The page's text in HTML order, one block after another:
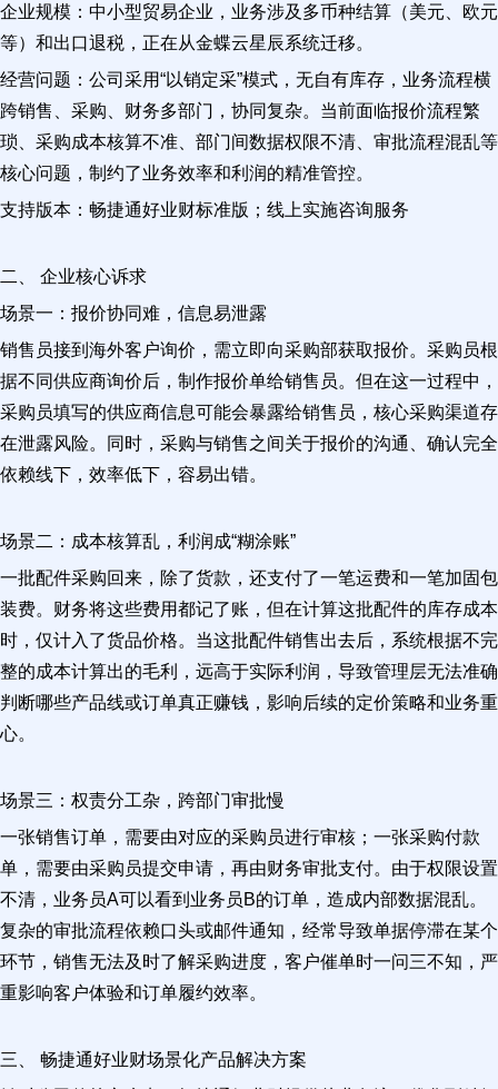
企业规模：中小型贸易企业，业务涉及多币种结算（美元、欧元
等）和出口退税，正在从金蝶云星辰系统迁移。
经营问题：公司采用“以销定采”模式，无自有库存，业务流程横
跨销售、采购、财务多部门，协同复杂。当前面临报价流程繁
琐、采购成本核算不准、部门间数据权限不清、审批流程混乱等
核心问题，制约了业务效率和利润的精准管控。
支持版本：畅捷通好业财标准版；线上实施咨询服务
二、 企业核心诉求
场景一：报价协同难，信息易泄露
销售员接到海外客户询价，需立即向采购部获取报价。采购员根
据不同供应商询价后，制作报价单给销售员。但在这一过程中，
采购员填写的供应商信息可能会暴露给销售员，核心采购渠道存
在泄露风险。同时，采购与销售之间关于报价的沟通、确认完全
依赖线下，效率低下，容易出错。
场景二：成本核算乱，利润成“糊涂账”
一批配件采购回来，除了货款，还支付了一笔运费和一笔加固包
装费。财务将这些费用都记了账，但在计算这批配件的库存成本
时，仅计入了货品价格。当这批配件销售出去后，系统根据不完
整的成本计算出的毛利，远高于实际利润，导致管理层无法准确
判断哪些产品线或订单真正赚钱，影响后续的定价策略和业务重
心。
场景三：权责分工杂，跨部门审批慢
一张销售订单，需要由对应的采购员进行审核；一张采购付款
单，需要由采购员提交申请，再由财务审批支付。由于权限设置
不清，业务员A可以看到业务员B的订单，造成内部数据混乱。
复杂的审批流程依赖口头或邮件通知，经常导致单据停滞在某个
环节，销售无法及时了解采购进度，客户催单时一问三不知，严
重影响客户体验和订单履约效率。
三、 畅捷通好业财场景化产品解决方案